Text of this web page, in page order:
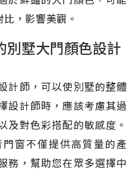
，影響美觀。
別墅大門顏色設計
計師，可以使別墅的整體
設計師時，應該考慮其過
及對色彩搭配的敏感度。
窗不僅提供高質量的產
務，幫助您在眾多選擇中